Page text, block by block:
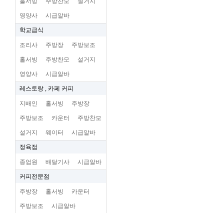
영양사 시급알바
학교급식
조리사 주방장 주방보조
홀서빙 주방찬모 설거지
영양사 시급알바
레스토랑 , 카페 커피
지배인 홀서빙 주방장
주방보조 카운터 주방찬모
설거지 웨이터 시급알바
정육점
종업원 배달기사 시급알바
커피전문점
주방장 홀서빙 카운터
주방보조 시급알바